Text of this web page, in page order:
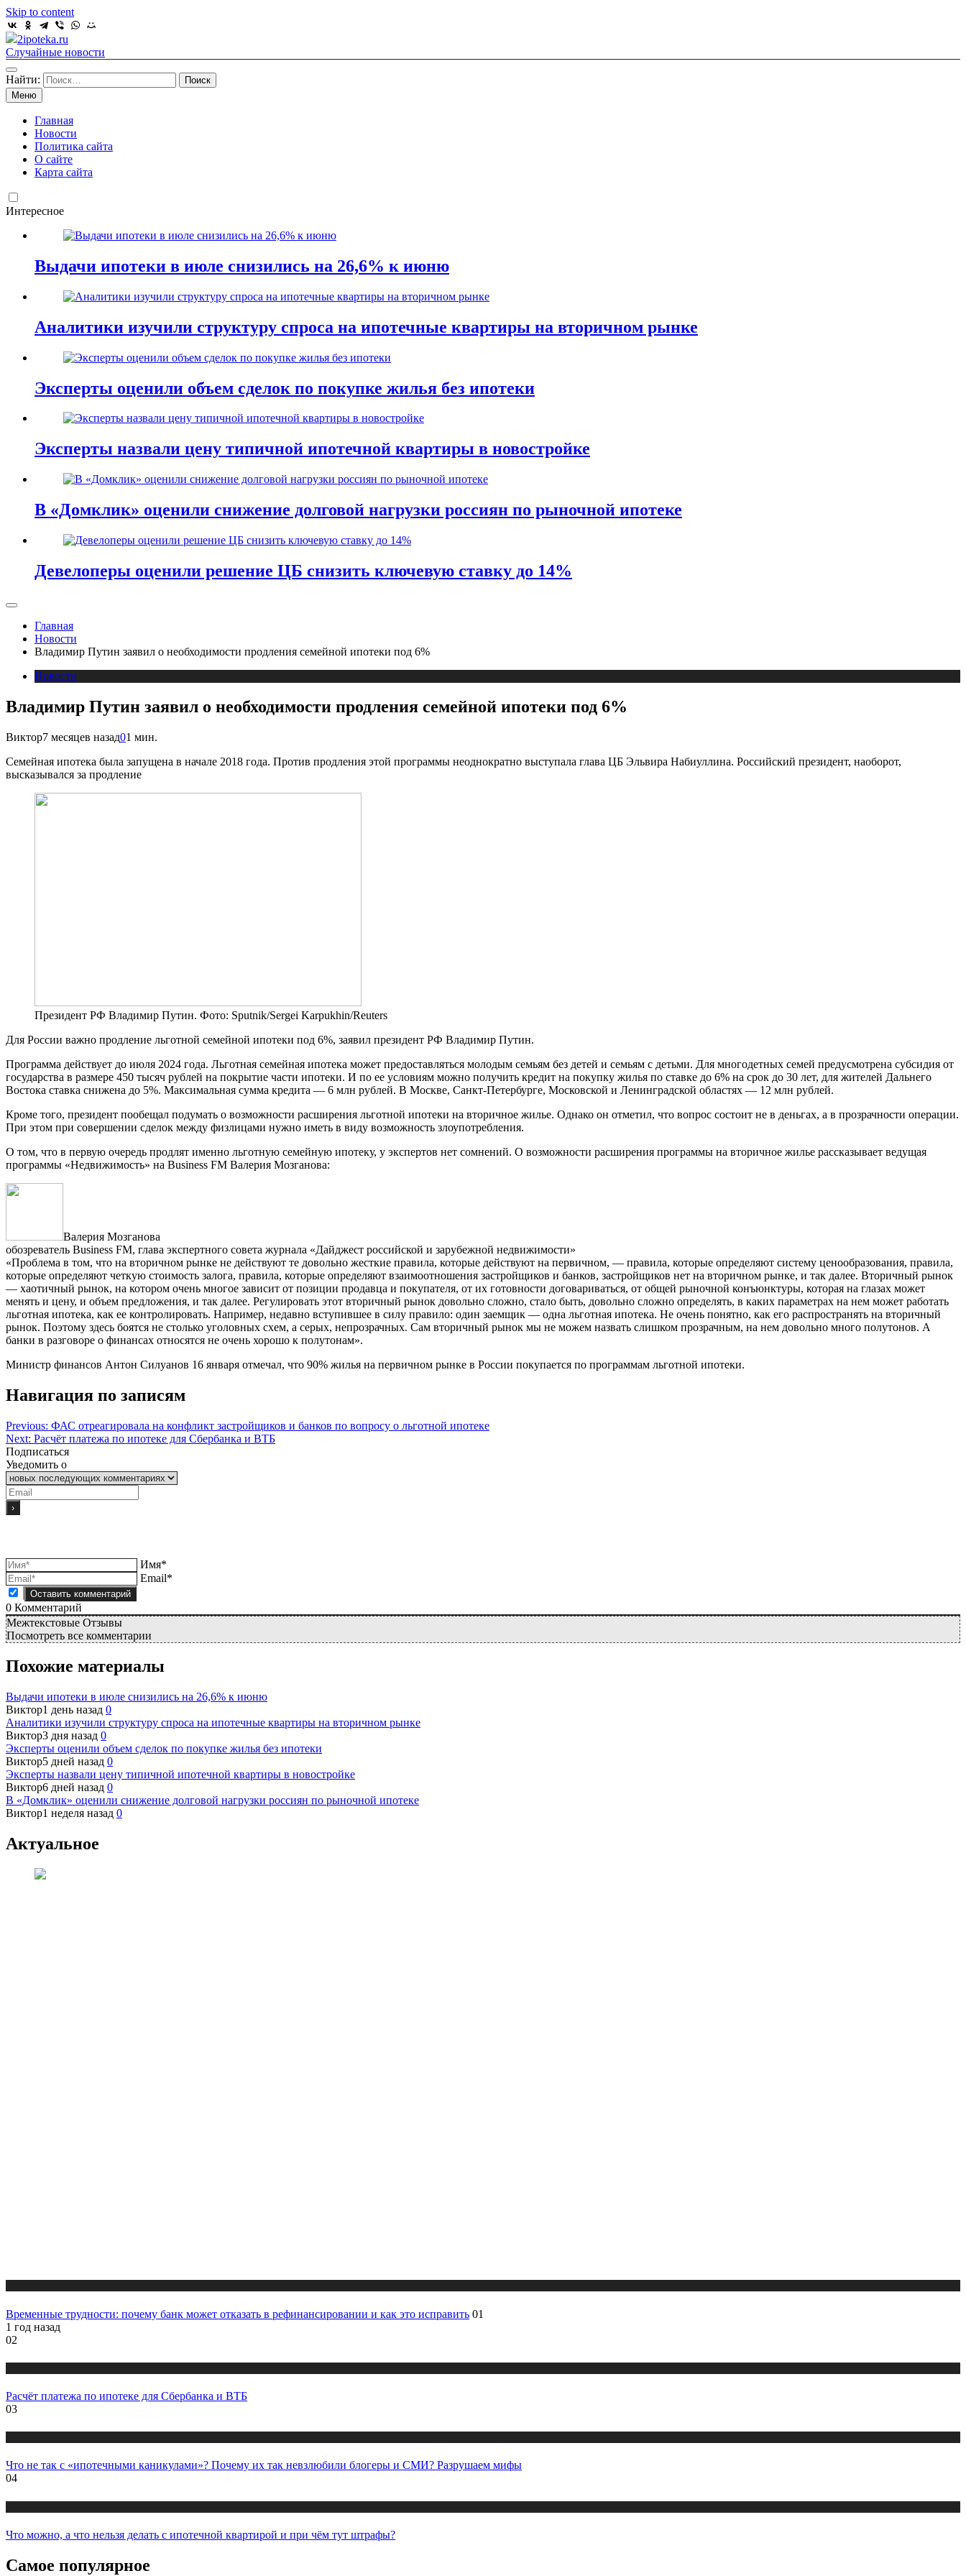
Skip to content
2ipoteka.ru
Случайные новости
Найти:
Меню
Главная
Новости
Политика сайта
О сайте
Карта сайта
Интересное
Выдачи ипотеки в июле снизились на 26,6% к июню
Аналитики изучили структуру спроса на ипотечные квартиры на вторичном рынке
Эксперты оценили объем сделок по покупке жилья без ипотеки
Эксперты назвали цену типичной ипотечной квартиры в новостройке
В «Домклик» оценили снижение долговой нагрузки россиян по рыночной ипотеке
Девелоперы оценили решение ЦБ снизить ключевую ставку до 14%
Главная
Новости
Владимир Путин заявил о необходимости продления семейной ипотеки под 6%
Новости
Владимир Путин заявил о необходимости продления семейной ипотеки под 6%
Виктор7 месяцев назад01 мин.
Семейная ипотека была запущена в начале 2018 года. Против продления этой программы неоднократно выступала глава ЦБ Эльвира Набиуллина. Российский президент, наоборот,
высказывался за продление
Президент РФ Владимир Путин. Фото: Sputnik/Sergei Karpukhin/Reuters
Для России важно продление льготной семейной ипотеки под 6%, заявил президент РФ Владимир Путин.
Программа действует до июля 2024 года. Льготная семейная ипотека может предоставляться молодым семьям без детей и семьям с детьми. Для многодетных семей предусмотрена субсидия от
государства в размере 450 тысяч рублей на покрытие части ипотеки. И по ее условиям можно получить кредит на покупку жилья по ставке до 6% на срок до 30 лет, для жителей Дальнего
Востока ставка снижена до 5%. Максимальная сумма кредита — 6 млн рублей. В Москве, Санкт-Петербурге, Московской и Ленинградской областях — 12 млн рублей.
Кроме того, президент пообещал подумать о возможности расширения льготной ипотеки на вторичное жилье. Однако он отметил, что вопрос состоит не в деньгах, а в прозрачности операции.
При этом при совершении сделок между физлицами нужно иметь в виду возможность злоупотребления.
О том, что в первую очередь продлят именно льготную семейную ипотеку, у экспертов нет сомнений. О возможности расширения программы на вторичное жилье рассказывает ведущая
программы «Недвижимость» на Business FM Валерия Мозганова:
Валерия Мозганова
обозреватель Business FM, глава экспертного совета журнала «Дайджест российской и зарубежной недвижимости»
«Проблема в том, что на вторичном рынке не действуют те довольно жесткие правила, которые действуют на первичном, — правила, которые определяют систему ценообразования, правила,
которые определяют четкую стоимость залога, правила, которые определяют взаимоотношения застройщиков и банков, застройщиков нет на вторичном рынке, и так далее. Вторичный рынок
— хаотичный рынок, на котором очень многое зависит от позиции продавца и покупателя, от их готовности договариваться, от общей рыночной конъюнктуры, которая на глазах может
менять и цену, и объем предложения, и так далее. Регулировать этот вторичный рынок довольно сложно, стало быть, довольно сложно определять, в каких параметрах на нем может работать
льготная ипотека, как ее контролировать. Например, недавно вступившее в силу правило: один заемщик — одна льготная ипотека. Не очень понятно, как его распространять на вторичный
рынок. Поэтому здесь боятся не столько уголовных схем, а серых, непрозрачных. Сам вторичный рынок мы не можем назвать слишком прозрачным, на нем довольно много полутонов. А
банки в разговоре о финансах относятся не очень хорошо к полутонам».
Министр финансов Антон Силуанов 16 января отмечал, что 90% жилья на первичном рынке в России покупается по программам льготной ипотеки.
Навигация по записям
Previous: ФАС отреагировала на конфликт застройщиков и банков по вопросу о льготной ипотеке
Next: Расчёт платежа по ипотеке для Сбербанка и ВТБ
Подписаться
Уведомить о
Имя*
Email*
0 Комментарий
Межтекстовые Отзывы
Посмотреть все комментарии
Похожие материалы
Выдачи ипотеки в июле снизились на 26,6% к июню
Виктор1 день назад 0
Аналитики изучили структуру спроса на ипотечные квартиры на вторичном рынке
Виктор3 дня назад 0
Эксперты оценили объем сделок по покупке жилья без ипотеки
Виктор5 дней назад 0
Эксперты назвали цену типичной ипотечной квартиры в новостройке
Виктор6 дней назад 0
В «Домклик» оценили снижение долговой нагрузки россиян по рыночной ипотеке
Виктор1 неделя назад 0
Актуальное
Временные трудности: почему банк может отказать в рефинансировании и как это исправить 01
1 год назад
02
Расчёт платежа по ипотеке для Сбербанка и ВТБ
03
Что не так с «ипотечными каникулами»? Почему их так невзлюбили блогеры и СМИ? Разрушаем мифы
04
Что можно, а что нельзя делать с ипотечной квартирой и при чём тут штрафы?
Самое популярное